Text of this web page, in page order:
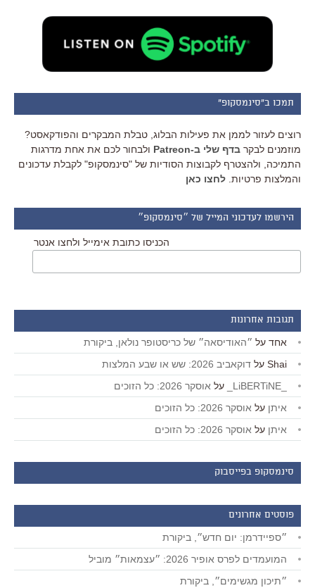
תמכו ב"סינמסקופ"
רוצים לעזור לממן את פעילות הבלוג, טבלת המבקרים והפודקאסט?
מוזמנים לבקר בדף שלי ב-Patreon
ולבחור לכם את אחת מדרגות
התמיכה, ולהצטרף לקבוצות הסודיות של "סינמסקופ" לקבלת עדכונים
והמלצות פרטיות. לחצו כאן
הירשמו לעדכוני המייל של ״סינמסקופ״
הכניסו כתובת אימייל ולחצו אנטר
תגובות אחרונות
אחד על ״האודיסאה״ של כריסטופר נולאן, ביקורת
Shai על דוקאביב 2026: שש או שבע המלצות
על אוסקר 2026: כל הזוכים
איתן על אוסקר 2026: כל הזוכים
איתן על אוסקר 2026: כל הזוכים
סינמסקופ בפייסבוק
פוסטים אחרונים
״ספיידרמן: יום חדש״, ביקורת
המועמדים לפרס אופיר 2026: ״עצמאות״ מוביל
״תיכון מגשימים״, ביקורת